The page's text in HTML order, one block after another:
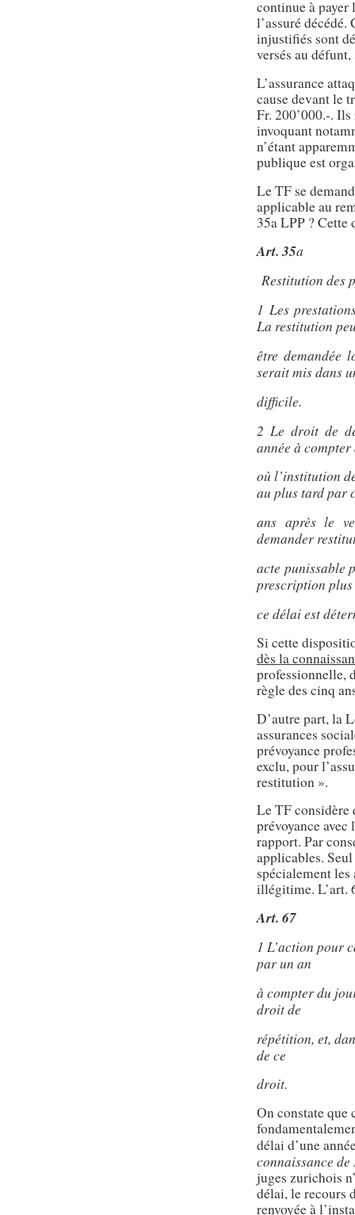
continue à payer
l’assuré décédé.
injustifiés sont
versés au
L’assurance
cause devant le
Fr. 200’000.-.
invoquant
n’étant
publique est
Le TF se
applicable au
35a LPP ?
Art. 35a
Restitution des
1 Les
La restitution
être demandée
serait mis dans
difficile.
2 Le droit de
année à
où l’institution
au plus tard par
ans après le
demander
acte punissable
prescription
ce délai est
Si cette
dès la
professionnelle,
règle des cinq
D’autre part, la
assurances
prévoyance
exclu, pour
restitution ».
Le TF considère
prévoyance avec
rapport. Par
applicables.
spécialement
illégitime. L’art.
Art. 67
1 L’action pour
par un an
à compter du
droit de
répétition, et,
de ce
droit.
On constate que
délai d’une
connaissance
juges zurichois
délai, le recours
renvoyée à